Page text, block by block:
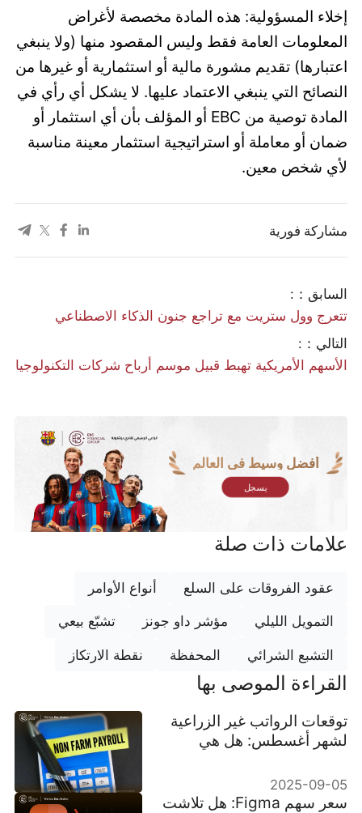
إخلاء المسؤولية: هذه المادة مخصصة لأغراض
المعلومات العامة فقط وليس المقصود منها (ولا ينبغي
اعتبارها) تقديم مشورة مالية أو استثمارية أو غيرها من
النصائح التي ينبغي الاعتماد عليها. لا يشكل أي رأي في
المادة توصية من EBC أو المؤلف بأن أي استثمار أو
ضمان أو معاملة أو استراتيجية استثمار معينة مناسبة
لأي شخص معين.
مشاركة فورية
السابق：:
تتعرج وول ستريت مع تراجع جنون الذكاء الاصطناعي
التالي：:
الأسهم الأمريكية تهبط قبيل موسم أرباح شركات التكنولوجيا
أفضل وسيط في العالم
يسجل
علامات ذات صلة
عقود الفروقات على السلع أنواع الأوامر
التمويل الليلي مؤشر داو جونز تشبّع بيعي
التشبع الشرائي المحفظة نقطة الارتكاز
القراءة الموصى بها
توقعات الرواتب غير الزراعية
لشهر أغسطس: هل هي
العمل؟
2025-09-05
سعر سهم Figma: هل تلاشت